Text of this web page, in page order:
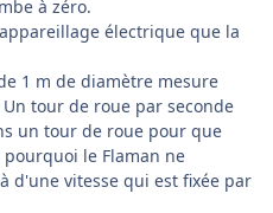
à zéro.
électrique que la
1 m de diamètre mesure
tour de roue par seconde
un tour de roue pour que
le Flaman ne
d'une vitesse qui est fixée par